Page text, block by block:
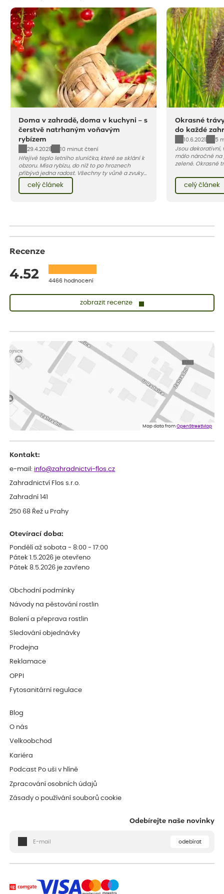
Doma v zahradě, doma v kuchyni – s
čerstvě natrhaným voňavým
rybízem
29.4.2021
10 minut čtení
Hřejivé teplo letního sluníčka, které se sklání k
obzoru. Mísa rybízu, do níž to po hroznech
přibývá jedna radost. Všechny ty vůně a zvuky
červencové zahrady. Sklizeň rybízu do kuchyně
vnese neuvěřitelný klid a radost. A taky trochu
bezstarostnosti dětství při mlsání babiččina
celý článek
Okrasné
do každé
10.6.2021
5
Jsou dekorativní,
málo náročné na
zelené. Okrasné
jedna z
celý článek
Recenze
4.52 4466 hodnocení
zobrazit recenze
Vše v pořádku, jsem spokojena.
ověřený nákup dnes
Rostlina mi přišla v dobrém stavu, jsem spokojená.
Zuzana
Spokojenost s dodáním kvalitních rostlin
Map data fromOpenStreetMap
Kontakt:
e-mail: info@zahradnictvi-flos.cz
Zahradnictví Flos s.r.o.
Zahradní 141
250 68 Řež u Prahy
Otevírací doba:
Pondělí až sobota - 8:00 - 17:00
Pátek 1.5.2026 je otevřeno
Pátek 8.5.2026 je zavřeno
Obchodní podmínky
Návody na pěstování rostlin
Balení a přeprava rostlin
Sledování objednávky
Prodejna
Reklamace
OPPI
Fytosanitární regulace
Blog
O nás
Velkoobchod
Kariéra
Podcast Po uši v hlíně
Zpracování osobních údajů
Zásady o používání souborů cookie
Odebírejte naše novinky
odebírat